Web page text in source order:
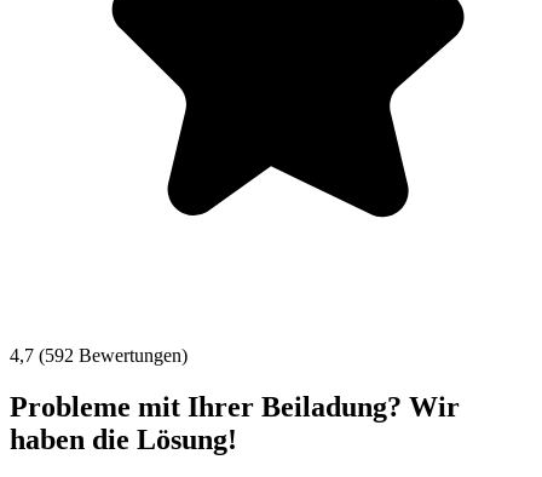
4,7 (592 Bewertungen)
Probleme mit Ihrer Beiladung? Wir
haben die Lösung!